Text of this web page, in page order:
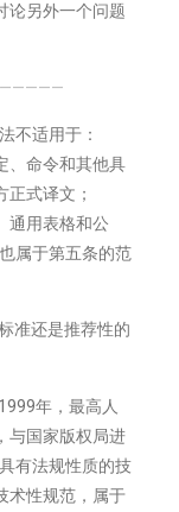
另外一个问题
不适用于：
、命令和其他具
式译文；
通用表格和公
属于第五条的范
还是推荐性的
年，最高人
与国家版权局进
有法规性质的技
术性规范，属于